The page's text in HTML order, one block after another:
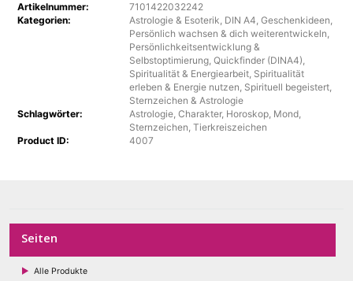
weist
mehrere
Varianten
auf.
Die
Optionen
können
auf
der
Artikelnummer:
7101422032242
Kategorien:
Astrologie & Esoterik, DIN A4, Geschenkideen,
Persönlich wachsen & dich weiterentwickeln,
Persönlichkeitsentwicklung &
Selbstoptimierung, Quickfinder (DINA4),
Spiritualität & Energiearbeit, Spiritualität
erleben & Energie nutzen, Spirituell begeistert,
Sternzeichen & Astrologie
Schlagwörter:
Astrologie, Charakter, Horoskop, Mond,
Sternzeichen, Tierkreiszeichen
Product ID:
4007
Seiten
Alle Produkte